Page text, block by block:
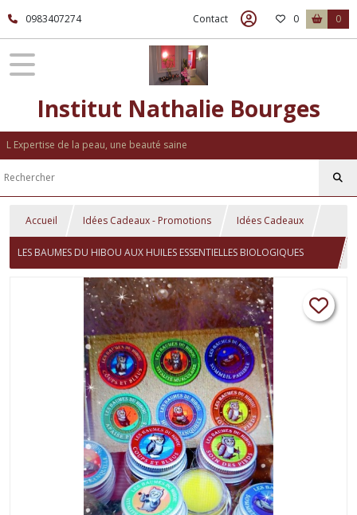
0983407274 Contact 0 0
Institut Nathalie Bourges
L Expertise de la peau, une beauté saine
Accueil Idées Cadeaux - Promotions Idées Cadeaux
LES BAUMES DU HIBOU AUX HUILES ESSENTIELLES BIOLOGIQUES
ACTIVES - COFFRET DECOUVERTE DE 6 BAUMES SOIGNANTS 6*7ML